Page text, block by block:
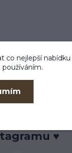
♥
co nejlepší nabídku